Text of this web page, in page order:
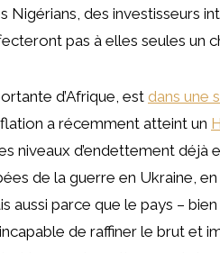
Nigérians, des investisseurs
pas à elles seules un
d’Afrique, est dans une
a récemment atteint un
niveaux d’endettement déjà
de la guerre en Ukraine,
aussi parce que le pays –
de raffiner le brut et